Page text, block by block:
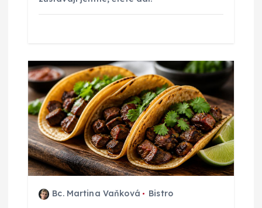
Bc. Martina Vaňková Bistro